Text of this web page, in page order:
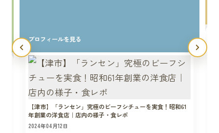
プロフィールを見る
【津市】「ランセン」究極のビーフシチューを実食！昭和61
年創業の洋食店｜店内の様子・食レポ
2024年04月12日